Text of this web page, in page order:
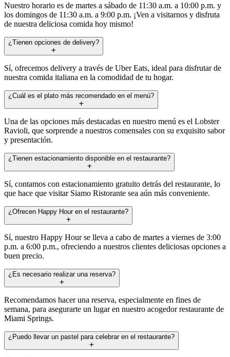
Nuestro horario es de martes a sábado de 11:30 a.m. a 10:00 p.m. y
los domingos de 11:30 a.m. a 9:00 p.m. ¡Ven a visitarnos y disfruta
de nuestra deliciosa comida hoy mismo!
¿Tienen opciones de delivery?
Sí, ofrecemos delivery a través de Uber Eats, ideal para disfrutar de
nuestra comida italiana en la comodidad de tu hogar.
¿Cuál es el plato más recomendado en el menú?
Una de las opciones más destacadas en nuestro menú es el Lobster
Ravioli, que sorprende a nuestros comensales con su exquisito sabor
y presentación.
¿Tienen estacionamiento disponible en el restaurante?
Sí, contamos con estacionamiento gratuito detrás del restaurante, lo
que hace que visitar Siamo Ristorante sea aún más conveniente.
¿Ofrecen Happy Hour en el restaurante?
Sí, nuestro Happy Hour se lleva a cabo de martes a viernes de 3:00
p.m. a 6:00 p.m., ofreciendo a nuestros clientes deliciosas opciones a
buen precio.
¿Es necesario realizar una reserva?
Recomendamos hacer una reserva, especialmente en fines de
semana, para asegurarte un lugar en nuestro acogedor restaurante de
Miami Springs.
¿Puedo llevar un pastel para celebrar en el restaurante?